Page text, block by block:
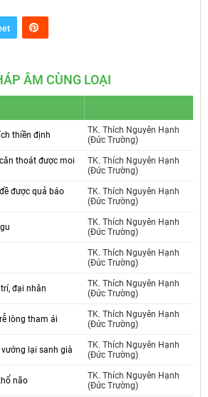
ÂM CÙNG LOẠI
thiền định
TK. Thích Nguyên Hạnh
(Đức Trường)
thoát được moi
TK. Thích Nguyên Hạnh
(Đức Trường)
được quả báo
TK. Thích Nguyên Hạnh
(Đức Trường)
TK. Thích Nguyên Hạnh
(Đức Trường)
TK. Thích Nguyên Hạnh
(Đức Trường)
đại nhân
TK. Thích Nguyên Hạnh
(Đức Trường)
lòng tham ái
TK. Thích Nguyên Hạnh
(Đức Trường)
lại sanh già
TK. Thích Nguyên Hạnh
(Đức Trường)
não
TK. Thích Nguyên Hạnh
(Đức Trường)